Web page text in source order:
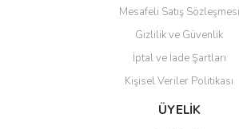
Gönder
Mesafeli Satış Sözleşmesi
Gizlilik ve Güvenlik
İptal ve İade Şartları
Kişisel Veriler Politikası
ÜYELİK